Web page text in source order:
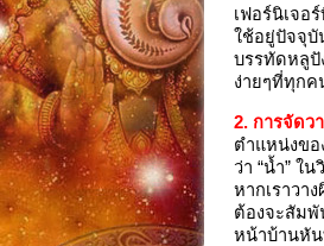
เฟอร์นิเจอ
ใช้อยู่ปัจจุบั
บรรทัดหลูปั
ง่ายๆที่ทุกค
2. การจัดว
ตำแหน่งขอ
ว่า “น้ำ” ใ
หากเราวา
ต้องจะสัมพั
หน้าบ้านหัน